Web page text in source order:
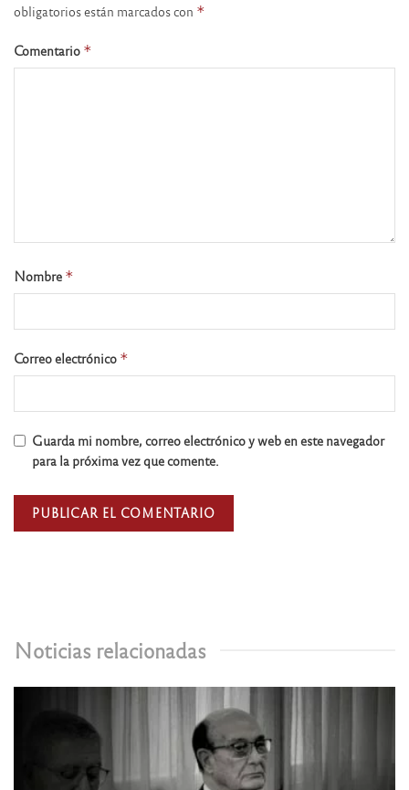
Noticias relacionadas
obligatorios están marcados con *
Comentario *
Nombre *
Correo electrónico *
Guarda mi nombre, correo electrónico y web en este navegador
para la próxima vez que comente.